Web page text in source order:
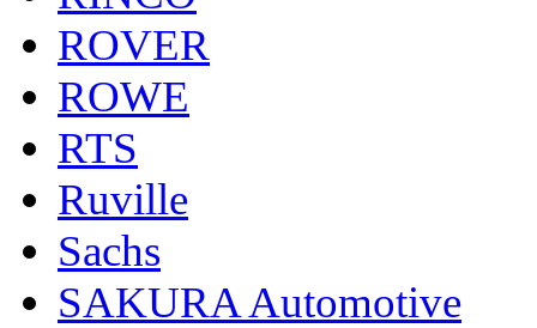
ROVER
ROWE
RTS
Ruville
Sachs
SAKURA Automotive